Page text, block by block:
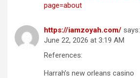
page=about
https://iamzoyah.com/ says:
June 22, 2026 at 3:19 AM
References:
Harrah’s new orleans casino